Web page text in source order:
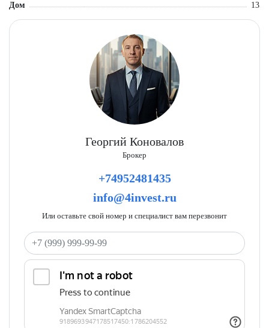
Дом 13
Георгий Коновалов
Брокер
+74952481435
info@4invest.ru
Или оставьте свой номер и специалист вам перезвонит